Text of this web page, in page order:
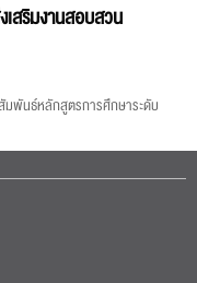
สริมงานสอบสวน
มพันธ์หลักสูตรการศึกษาระดับ